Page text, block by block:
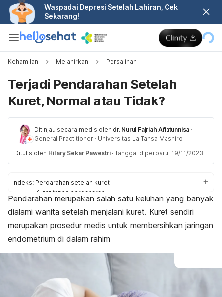
Waspadai Depresi Setelah Lahiran, Cek
Sekarang!
Kehamilan Melahirkan Persalinan
Terjadi Pendarahan Setelah
Kuret, Normal atau Tidak?
Ditinjau secara medis oleh dr. Nurul Fajriah Afiatunnisa ·
General Practitioner · Universitas La Tansa Mashiro
Ditulis oleh Hillary Sekar Pawestri · Tanggal diperbarui 19/11/2023
Indeks: Perdarahan setelah kuret
Kuret tanpa perdaharan
Cara mengatasi
Kapan harus ke dokter?
Pendarahan merupakan salah satu keluhan yang banyak
dialami wanita setelah menjalani kuret. Kuret sendiri
merupakan prosedur medis untuk membersihkan jaringan
endometrium di dalam rahim.